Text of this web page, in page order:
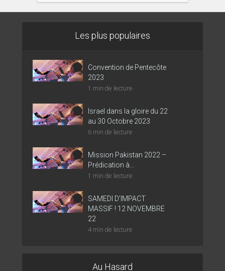
Les plus populaires
Convention de Pentecôte
2023
1 min de lecture
Israel dans la gloire du 22
au 30 Octobre 2023
6 min de lecture
Mission Pakistan 2022 –
Prédication à...
1 min de lecture
SAMEDI D’IMPACT
MASSIF ! 12 NOVEMBRE
22
4 min de lecture
Au Hasard